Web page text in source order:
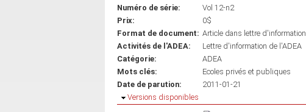
Numéro de série:
Vol 12-n2
Prix:
0$
Format de document: Article dans lettre d'information
Activités de l'ADEA:
Lettre d'information de l'ADEA
Catégorie:
ADEA
Mots clés:
Ecoles privés et publiques
Date de parution:
2011-01-21
Masquer
Versions disponibles